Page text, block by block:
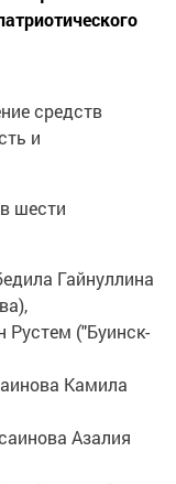
средств
и
шести
Гайнуллина
Рустем ("Буинск-
Камила
Азалия